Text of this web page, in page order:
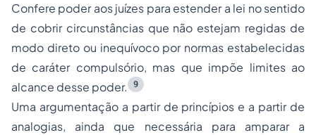
Confere poder aos juízes para estender a lei no sentido
de cobrir circunstâncias que não estejam regidas de
modo direto ou inequívoco por normas estabelecidas
de caráter compulsório, mas que impõe limites ao
alcance desse poder.
9
Uma argumentação a partir de princípios e a partir de
analogias, ainda que necessária para amparar a